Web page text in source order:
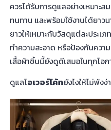
ควรได้รับการดูแลอย่างเหมาะส
ทนทาน และพร้อมใช้งานได้ยา
ยาวให้เหมาะกับวัสดุแต่ละประเภ
ทำความสะอาด หรือป้องกันควา
เสื้อผ้าชิ้นนี้ยังดูดีเสมอในทุกโอก
ดูแลโอเวอร์โค้ทยังไงให้ไม่พังง่